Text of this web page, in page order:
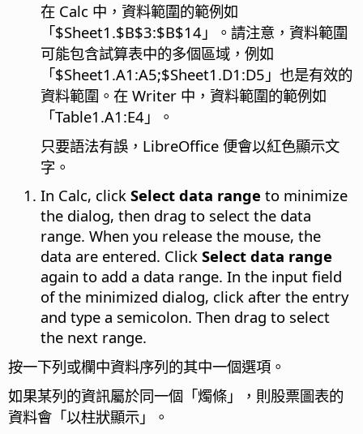
在 Calc 中，資料範圍的範例如
「$Sheet1.$B$3:$B$14」。請注意，資料範圍
可能包含試算表中的多個區域，例如
「$Sheet1.A1:A5;$Sheet1.D1:D5」也是有效的
資料範圍。在 Writer 中，資料範圍的範例如
「Table1.A1:E4」。
只要語法有誤，LibreOffice 便會以紅色顯示文
字。
In Calc, click Select data range to minimize
the dialog, then drag to select the data
range. When you release the mouse, the
data are entered. Click Select data range
again to add a data range. In the input field
of the minimized dialog, click after the entry
and type a semicolon. Then drag to select
the next range.
按一下列或欄中資料序列的其中一個選項。
如果某列的資訊屬於同一個「燭條」，則股票圖表的
資料會「以柱狀顯示」。